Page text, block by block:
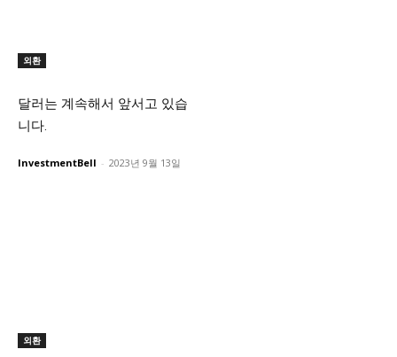
외환
달러는 계속해서 앞서고 있습
니다.
InvestmentBell - 2023년 9월 13일
외환